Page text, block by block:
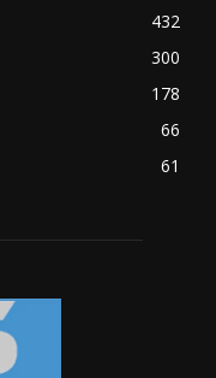
432
300
178
66
61